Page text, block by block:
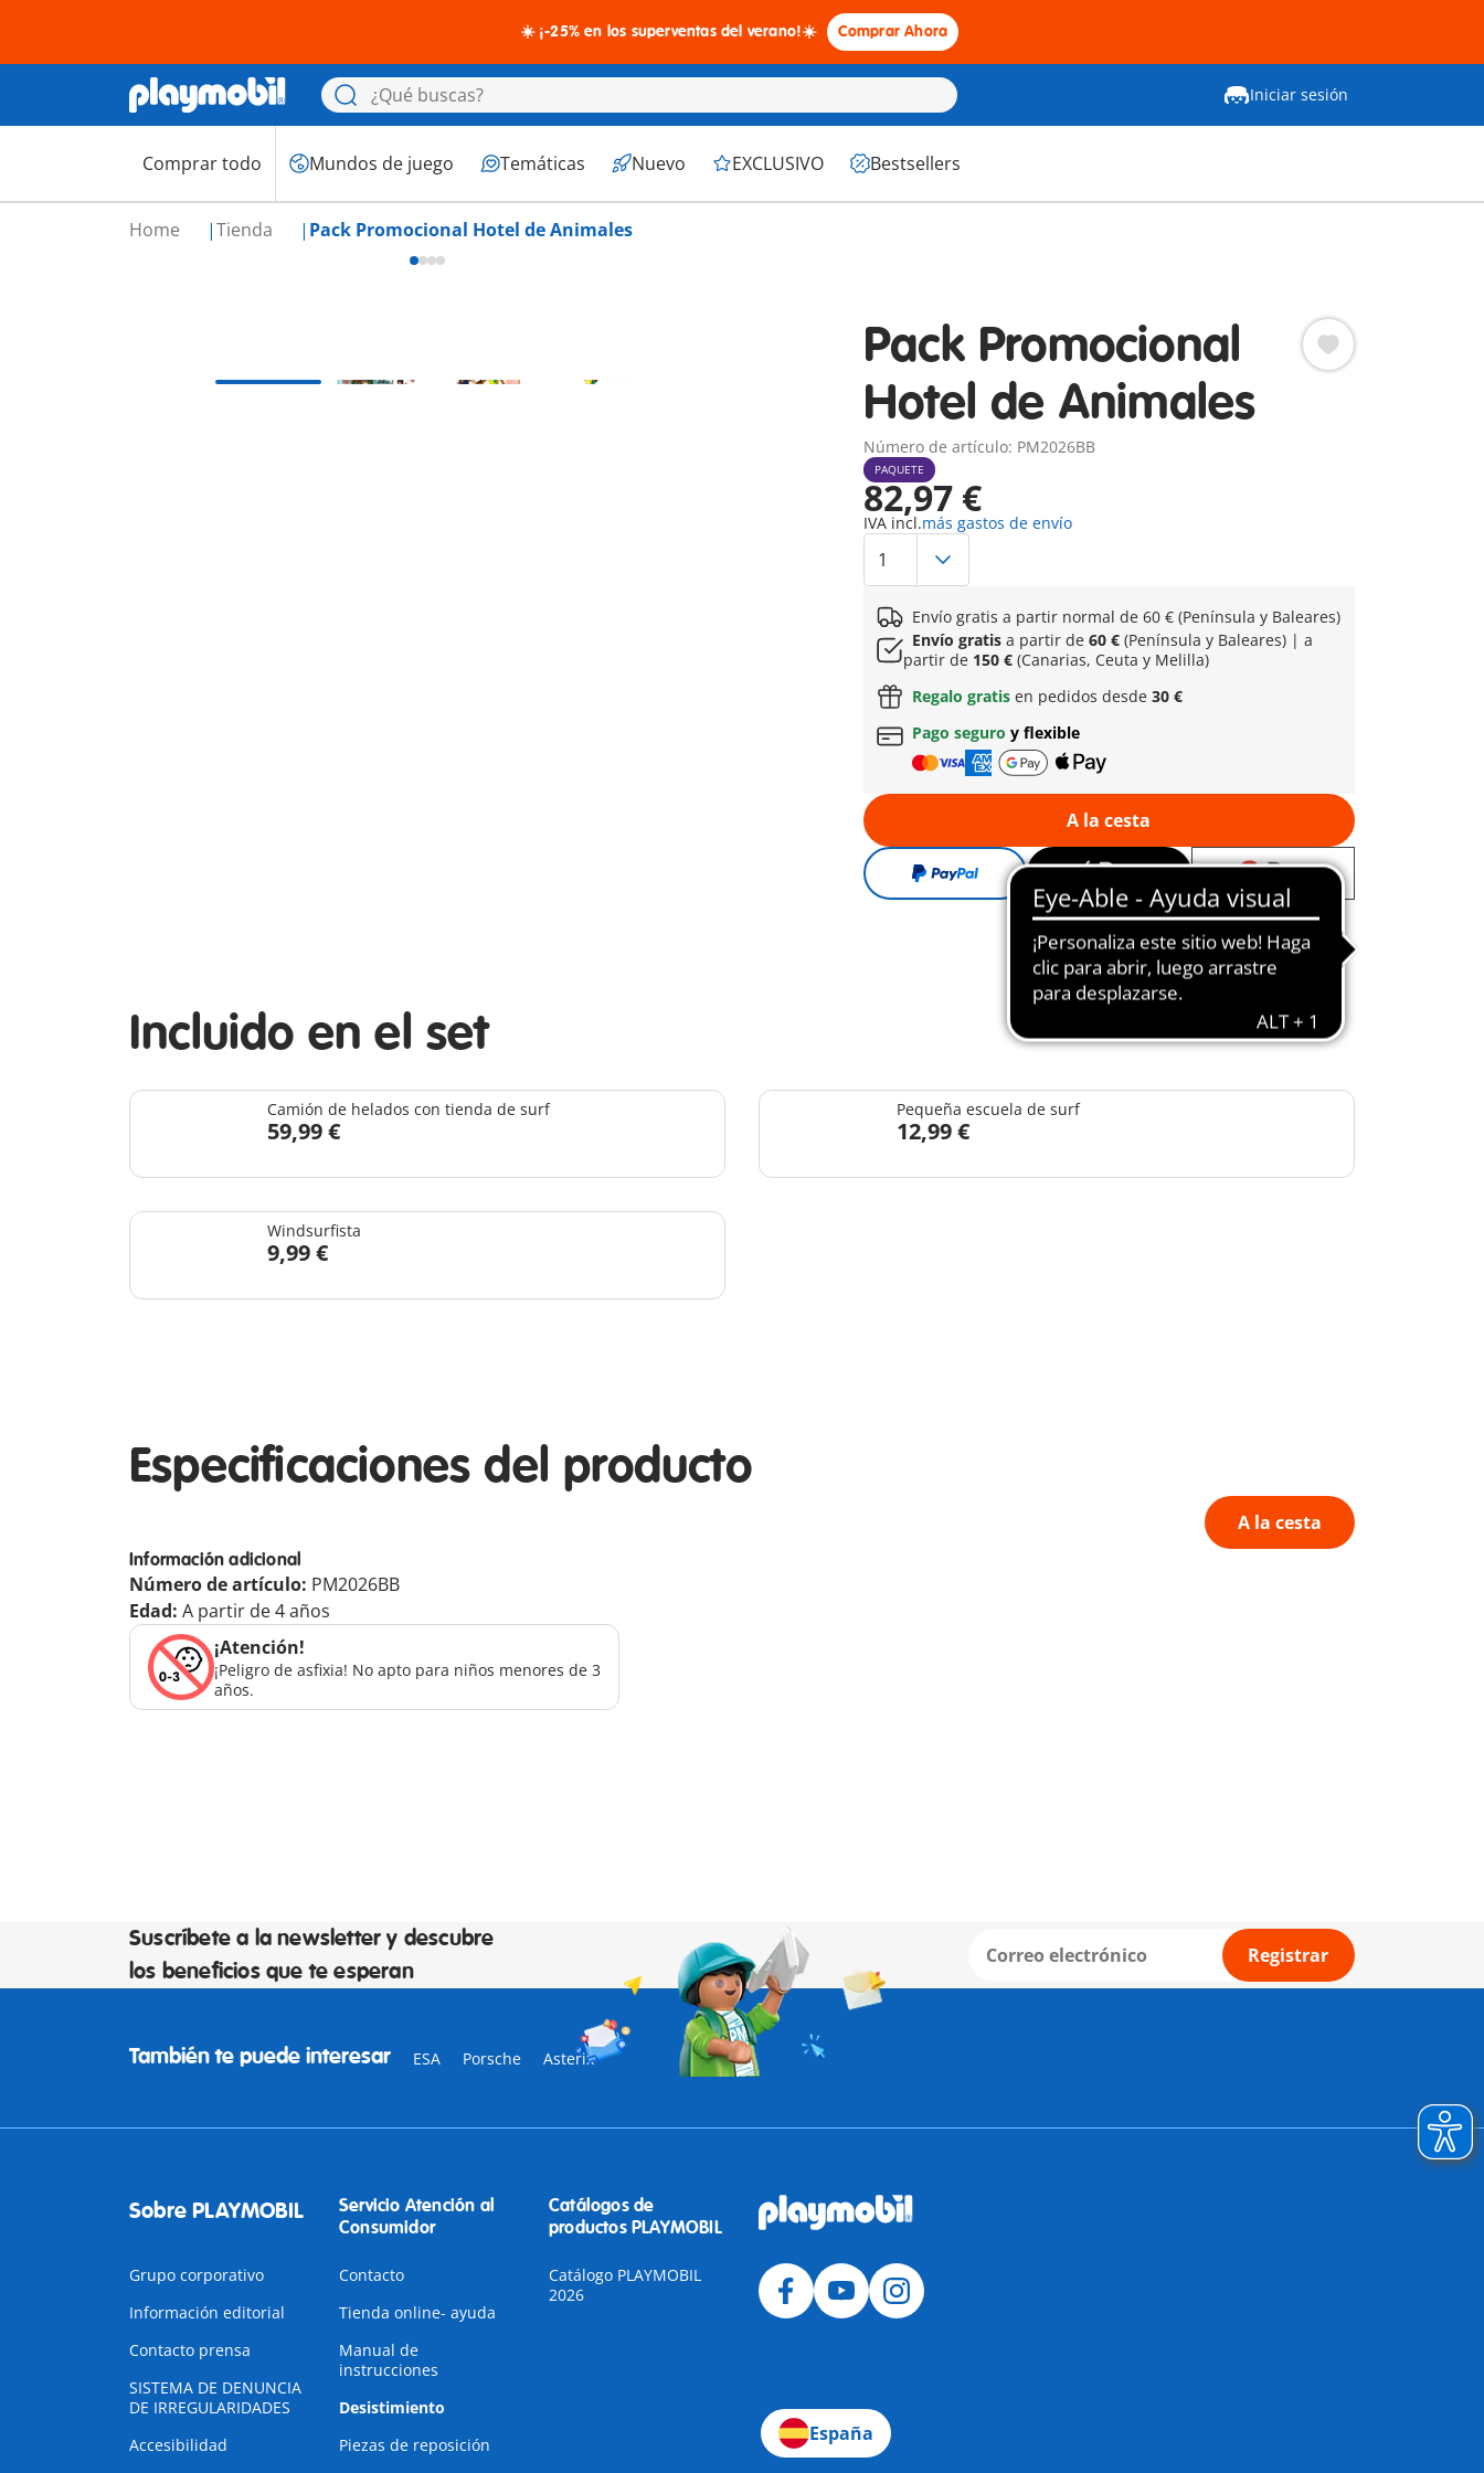
☀️ ¡-25% en los superventas del verano!☀️ Comprar Ahora
Iniciar sesión
Comprar todo Mundos de juego Temáticas Nuevo EXCLUSIVO Bestsellers
Home Tienda Pack Promocional Hotel de Animales
Pack Promocional
Hotel de Animales
Número de artículo: PM2026BB
PAQUETE
82,97 €
IVA incl.más gastos de envío
Envío gratis a partir normal de 60 € (Península y Baleares)
Envío gratis a partir de 60 €(Península y Baleares) | a
partir de 150 €(Canarias, Ceuta y Melilla)
Regalo gratis en pedidos desde 30 €
Pago seguro y flexible
A la cesta
Incluido en el set
Camión de helados con tienda de surf
59,99 €
Pequeña escuela de surf
12,99 €
Windsurfista
9,99 €
Especificaciones del producto
A la cesta
Información adicional
Número de artículo: PM2026BB
Edad: A partir de 4 años
¡Atención!
¡Peligro de asfixia! No apto para niños menores de 3
años.
Suscríbete a la newsletter y descubre
los beneficios que te esperan
Registrar
También te puede interesar ESA Porsche Asterix
Sobre PLAYMOBIL
Grupo corporativo
Información editorial
Contacto prensa
SISTEMA DE DENUNCIA
DE IRREGULARIDADES
Accesibilidad
Servicio Atención al
Consumidor
Contacto
Tienda online- ayuda
Manual de
instrucciones
Desistimiento
Piezas de reposición
Catálogos de
productos PLAYMOBIL
Catálogo PLAYMOBIL
2026
España